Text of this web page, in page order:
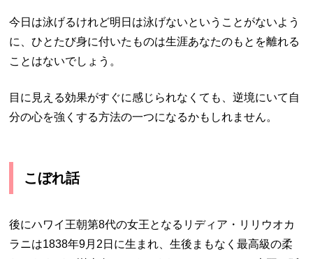
今日は泳げるけれど明日は泳げないということがないよう
に、ひとたび身に付いたものは生涯あなたのもとを離れる
ことはないでしょう。
目に見える効果がすぐに感じられなくても、逆境にいて自
分の心を強くする方法の一つになるかもしれません。
こぼれ話
後にハワイ王朝第8代の女王となるリディア・リリウオカ
ラニは1838年9月2日に生まれ、生後まもなく最高級の柔